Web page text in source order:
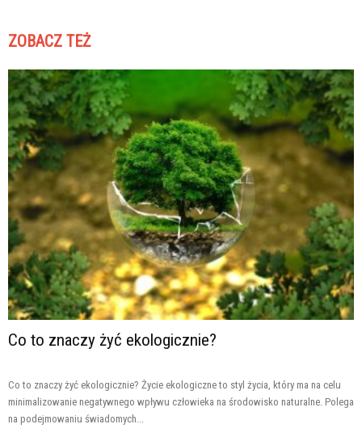
ZOBACZ TEŻ
Co to znaczy żyć ekologicznie?
Co to znaczy żyć ekologicznie? Życie ekologiczne to styl życia, który ma na celu
minimalizowanie negatywnego wpływu człowieka na środowisko naturalne. Polega
na podejmowaniu świadomych...